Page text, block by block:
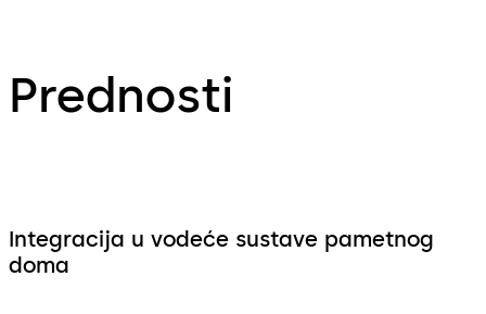
Prednosti
Integracija u vodeće sustave pametnog
doma